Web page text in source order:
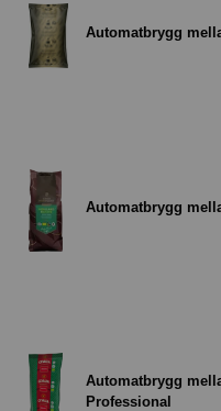
Automatbrygg
Automatbrygg
Automatbrygg
Professional